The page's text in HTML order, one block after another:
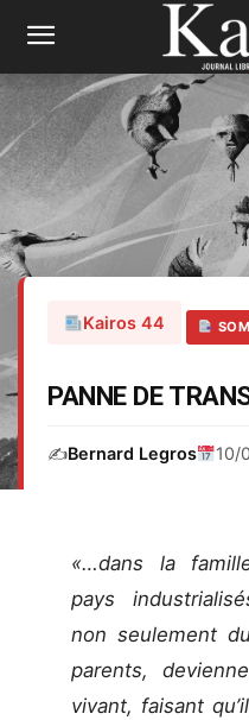
Kairos 44
PANNE DE
✍️Bernard Legros 10/
«…dans la
pays
non seulement
parents,
vivant, faisant